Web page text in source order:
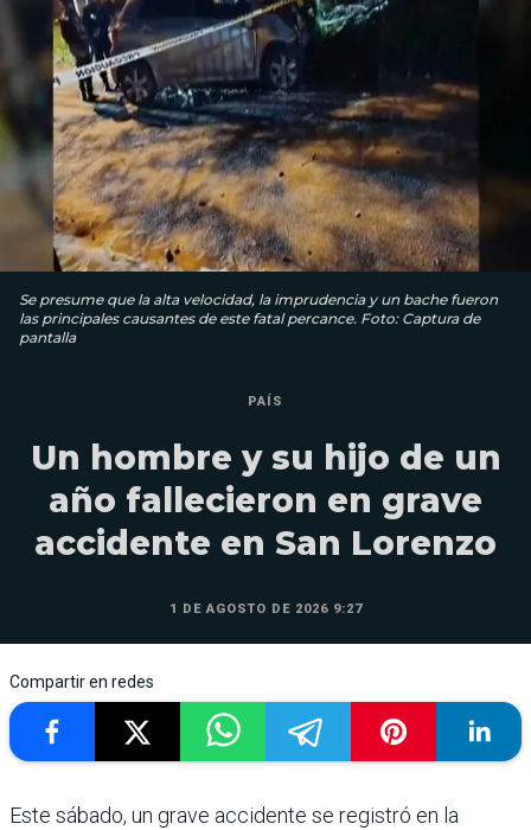
Se presume que la alta velocidad, la imprudencia y un bache fueron
las principales causantes de este fatal percance. Foto: Captura de
pantalla
PAÍS
Un hombre y su hijo de un
año fallecieron en grave
accidente en San Lorenzo
1 DE AGOSTO DE 2026 9:27
Compartir en redes
Este sábado, un grave accidente se registró en la